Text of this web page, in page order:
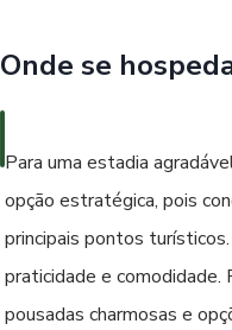
Onde se
Para uma estadia
opção estratégica, pois
principais pontos
praticidade e comodidade.
pousadas charmosas e